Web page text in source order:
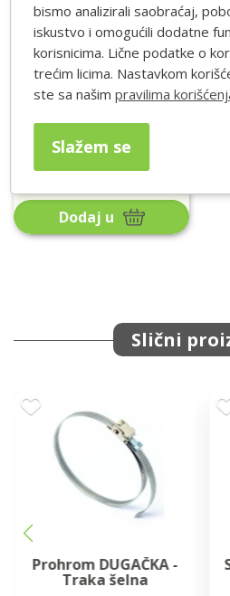
BZ Prohrom Vezic
7.9x600
50kom
Pakovanje: 1 Kom
NA LAGERU
Dodaj u
Slični
Prohrom DUGAČKA -
Traka šelna
bismo analizirali saobraćaj,
iskustvo i omogućili dodatne
korisnicima. Lične podatke o
trećim licima. Nastavkom
ste sa našimpravilima
Slažem se